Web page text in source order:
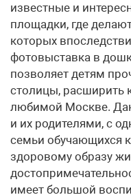
известные и
площадки, где
которых
фотовыставка в
позволяет детям
столицы, расширить
любимой Москве.
и их родителями, с
семьи обучающихся
здоровому образу
имеет большой